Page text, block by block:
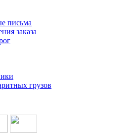
письма
заказа
грузов